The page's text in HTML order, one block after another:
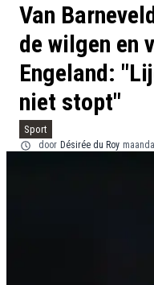
Van
de wilgen en
Engeland:
niet stopt"
Sport
door Désirée du Roy